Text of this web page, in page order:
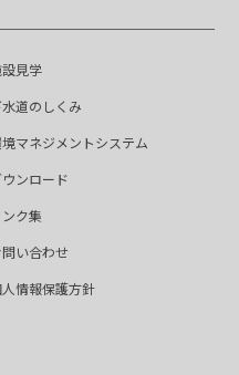
見学
道のしくみ
マネジメントシステム
ンロード
ンク集
問い合わせ
情報保護方針